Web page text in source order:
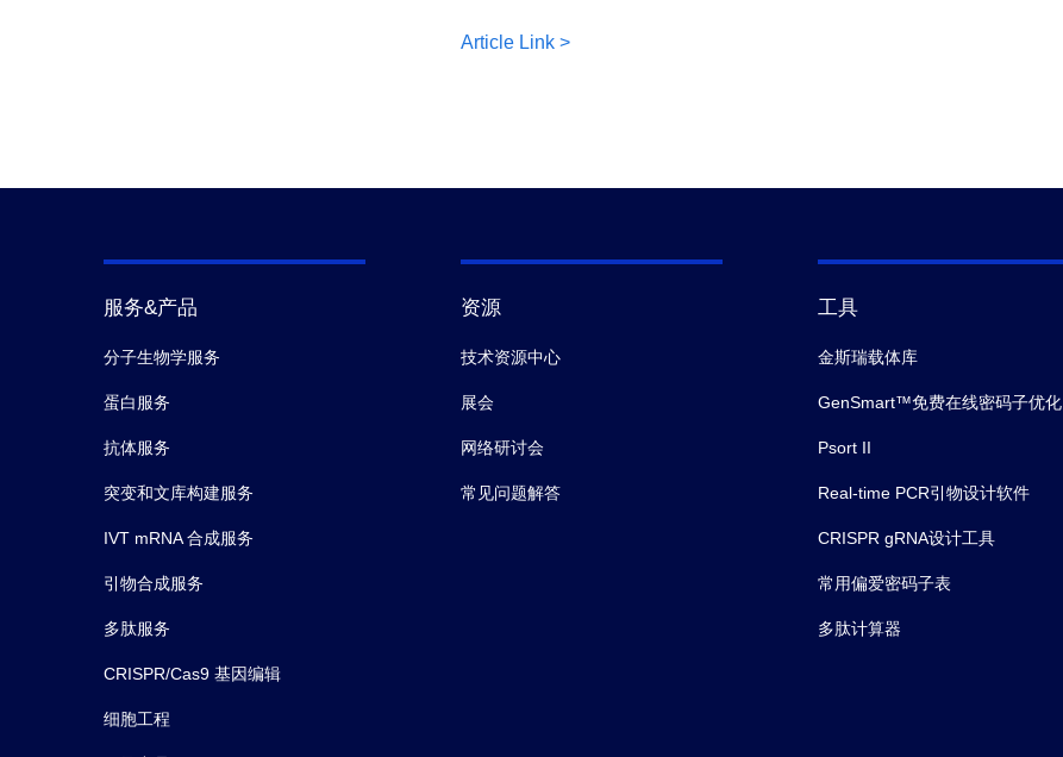
Article Link >
服务&产品
分子生物学服务
蛋白服务
抗体服务
突变和文库构建服务
IVT mRNA 合成服务
引物合成服务
多肽服务
CRISPR/Cas9 基因编辑
细胞工程
资源
技术资源中心
展会
网络研讨会
常见问题解答
工具
金斯瑞载体库
GenSmart™免费在线密码子优化
Psort II
Real-time PCR引物设计软件
CRISPR gRNA设计工具
常用偏爱密码子表
多肽计算器